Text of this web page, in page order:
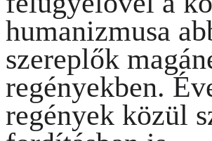
humanizmusa
szereplők
regényekben.
regények közül